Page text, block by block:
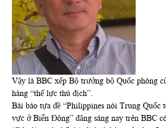
Vậy là BBC xếp Bộ trưởng bộ Quốc phòng
hàng “thế lực thù địch”.
Bài báo tựa đề “Philippines nói Trung Quốc
vực ở Biển Đông” đăng sáng nay trên BBC